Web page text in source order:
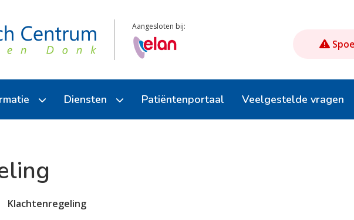
Aangesloten bij:
Diensten
E-consult (stel een vraag)
Patiëntenportaal Veelgestelde vragen
Klachtenregeling